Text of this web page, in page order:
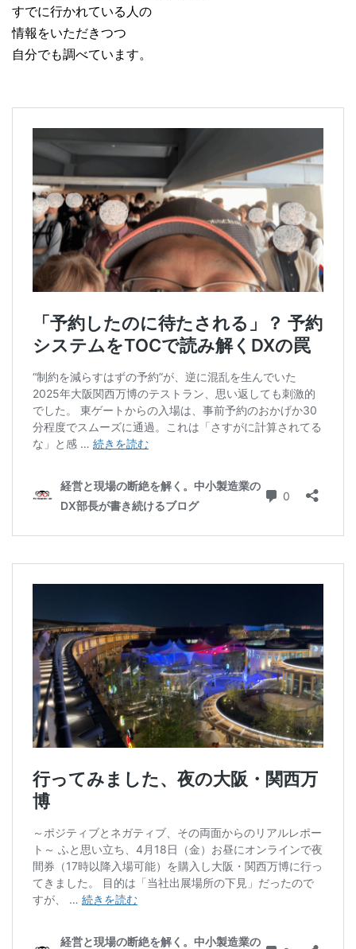
すでに行かれている人の
情報をいただきつつ
自分でも調べています。